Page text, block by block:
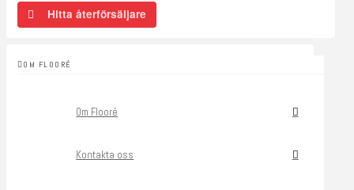
Hitta återförsäljare
OM FLOORÉ
Om Flooré
Kontakta oss